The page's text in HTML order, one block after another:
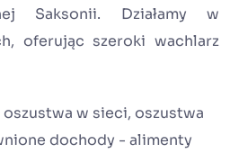
Saksonii. Działamy w
oferując szeroki wachlarz
w sieci, oszustwa
dochody - alimenty